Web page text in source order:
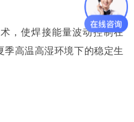
，使焊接能量波动控制在
季高温高湿环境下的稳定生